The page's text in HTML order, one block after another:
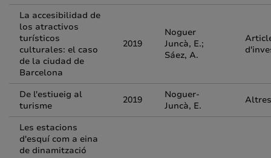
La accesibilidad de
los atractivos
turísticos
culturales: el caso
de la ciudad de
Barcelona
2019
Noguer
Juncà, E.;
Sáez, A.
De l'estiueig al
turisme
2019
Noguer-
Juncà, E.
Altres
Les estacions
d'esquí com a eina
de dinamització